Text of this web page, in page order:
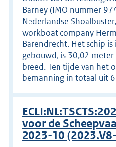
Barney (IMO nummer
Nederlandse
workboat company
Barendrecht. Het schip
gebouwd, is 30,02
breed. Ten tijde van het
bemanning in totaal uit
voor de
2023-10 (2023.V8-